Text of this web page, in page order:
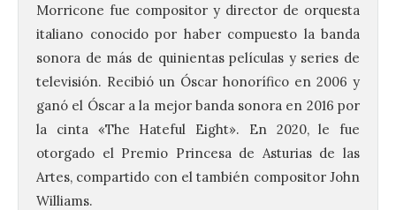
Morricone fue compositor y director de orquesta
italiano conocido por haber compuesto la banda
sonora de más de quinientas películas y series de
televisión. Recibió un Óscar honorífico en 2006 y
ganó el Óscar a la mejor banda sonora en 2016 por
la cinta «The Hateful Eight». En 2020, le fue
otorgado el Premio Princesa de Asturias de las
Artes, compartido con el también compositor John
Williams.
Food trucks y música en
Valencia de Don Juan en
una nueva edición de
Castle Food 2026
7 Ago 2026
Castle Food combina la